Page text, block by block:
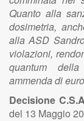
Quanto alla
dosimetria,
alla ASD
violazioni,
quantum
ammenda di
Decisione
del 13 Maggio